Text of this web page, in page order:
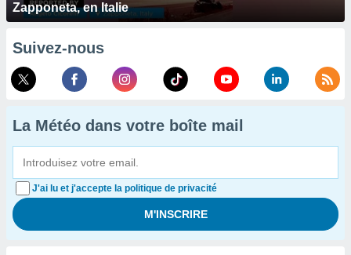
Zapponeta, en Italie
Suivez-nous
La Météo dans votre boîte mail
J'ai lu et j'accepte la politique de privacité